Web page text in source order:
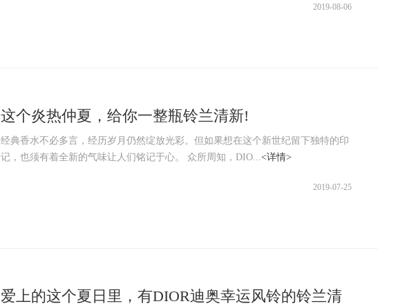
2019-08-06
这个炎热仲夏，给你一整瓶铃兰清新!
经典香水不必多言，经历岁月仍然绽放光彩。但如果想在这个新世纪留下独特的印
记，也须有着全新的气味让人们铭记于心。 众所周知，DIO...<详情>
2019-07-25
爱上的这个夏日里，有DIOR迪奥幸运风铃的铃兰清